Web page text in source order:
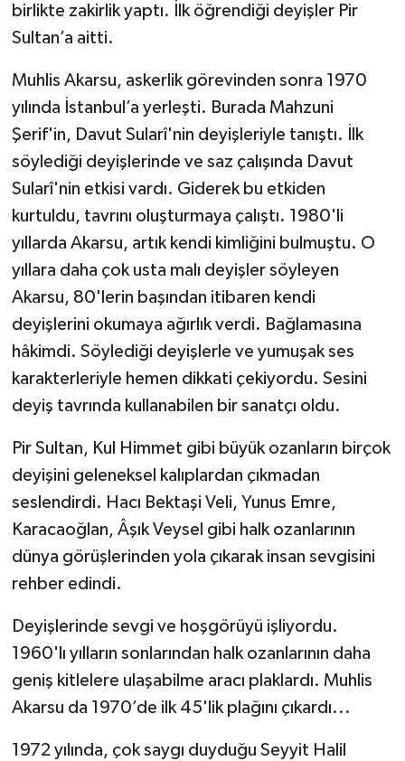
birlikte zakirlik yaptı. İlk öğrendiği deyişler Pir
Sultan’a aitti.
Muhlis Akarsu, askerlik görevinden sonra 1970
yılında İstanbul’a yerleşti. Burada Mahzuni
Şerif'in, Davut Sularî'nin deyişleriyle tanıştı. İlk
söylediği deyişlerinde ve saz çalışında Davut
Sularî'nin etkisi vardı. Giderek bu etkiden
kurtuldu, tavrını oluşturmaya çalıştı. 1980'li
yıllarda Akarsu, artık kendi kimliğini bulmuştu. O
yıllara daha çok usta malı deyişler söyleyen
Akarsu, 80'lerin başından itibaren kendi
deyişlerini okumaya ağırlık verdi. Bağlamasına
hâkimdi. Söylediği deyişlerle ve yumuşak ses
karakterleriyle hemen dikkati çekiyordu. Sesini
deyiş tavrında kullanabilen bir sanatçı oldu.
Pir Sultan, Kul Himmet gibi büyük ozanların birçok
deyişini geleneksel kalıplardan çıkmadan
seslendirdi. Hacı Bektaşi Veli, Yunus Emre,
Karacaoğlan, Âşık Veysel gibi halk ozanlarının
dünya görüşlerinden yola çıkarak insan sevgisini
rehber edindi.
Deyişlerinde sevgi ve hoşgörüyü işliyordu.
1960'lı yılların sonlarından halk ozanlarının daha
geniş kitlelere ulaşabilme aracı plaklardı. Muhlis
Akarsu da 1970’de ilk 45'lik plağını çıkardı...
1972 yılında, çok saygı duyduğu Seyyit Halil